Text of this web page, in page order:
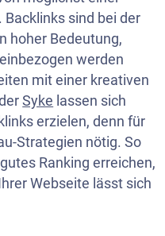
sind bei der
hoher Bedeutung,
werden
mit einer kreativen
Syke lassen sich
erzielen, denn für
Strategien nötig. So
Ranking erreichen,
Webseite lässt sich